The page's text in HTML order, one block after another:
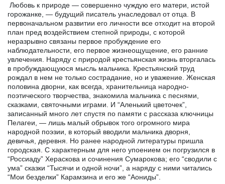
Любовь к природе — совершенно чуждую его матери, истой
горожанке, — будущий писатель унаследовал от отца. В
первоначальном развитии его личности все отходит на второй
план пред воздействием степной природы, с которой
неразрывно связаны первое пробуждение его
наблюдательности, его первое жизнеощущение, его ранние
увлечения. Наряду с природой крестьянская жизнь вторгалась
в пробуждающуюся мысль мальчика. Крестьянский труд
рождал в нем не только сострадание, но и уважение. Женская
половина дворни, как всегда, хранительница народно-
поэтического творчества, знакомила мальчика с песнями,
сказками, святочными играми. И “Аленький цветочек”,
записанный много лет спустя по памяти с рассказа ключницы
Пелагеи, — лишь малый обрывок того огромного мира
народной поэзии, в который вводили мальчика дворня,
девичья, деревня. Но ранее народной литературы пришла
городская. С характерным для него упоением он погрузился в
“Россиаду” Хераскова и сочинения Сумарокова; его “сводили с
ума” сказки “Тысячи и одной ночи”, а наряду с ними читались
“Мои безделки” Карамзина и его же “Аониды”.